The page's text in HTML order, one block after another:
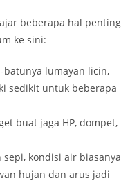
beberapa hal penting
ke sini:
batunya lumayan licin,
sedikit untuk beberapa
buat jaga HP, dompet,
sepi, kondisi air biasanya
hujan dan arus jadi